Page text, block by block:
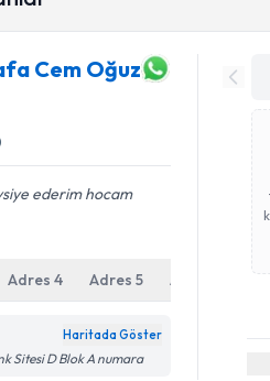
Cem Oğuz
ederim hocam
Adres4 Adres5 Adres
Haritada Göster
Sitesi D Blok A numara